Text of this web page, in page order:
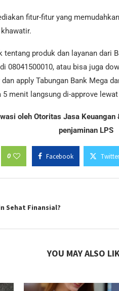
fitur-fitur yang
produk dan layanan dari
08041500010, atau bisa juga
apply Tabungan Bank Mega
menit langsung di-approve lewat
oleh Otoritas Jasa
penjaminan LPS
0 Facebook
Sehat Finansial?
YOU MAY ALSO